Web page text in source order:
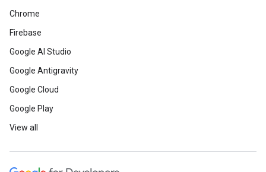
Chrome
Firebase
Google AI Studio
Google Antigravity
Google Cloud
Google Play
View all